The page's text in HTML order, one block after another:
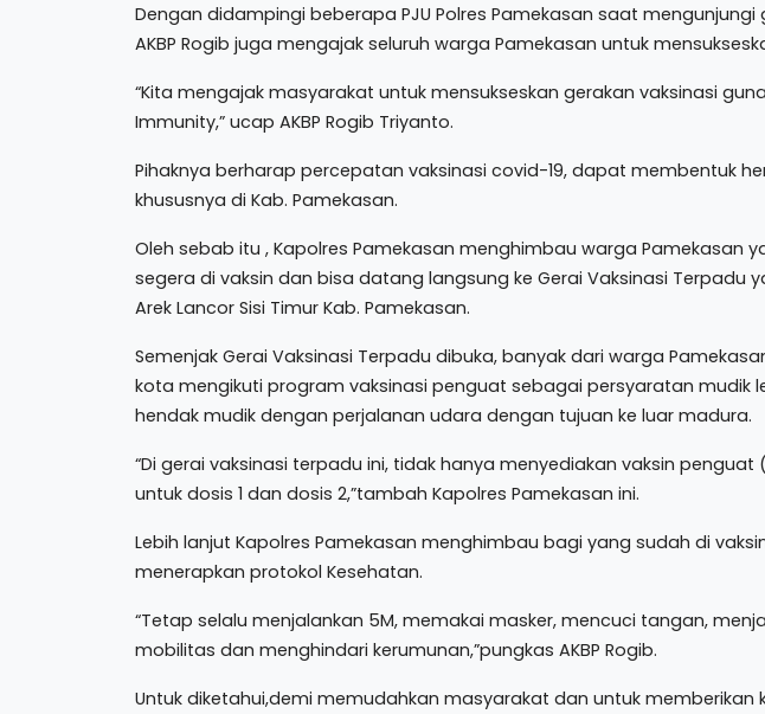
Dengan didampingi beberapa PJU Polres Pamekasan saat mengunjungi
AKBP Rogib juga mengajak seluruh warga Pamekasan untuk
“Kita mengajak masyarakat untuk mensukseskan gerakan vaksinasi
Immunity,” ucap AKBP Rogib Triyanto.
Pihaknya berharap percepatan vaksinasi covid-19, dapat membentuk
khususnya di Kab. Pamekasan.
Oleh sebab itu , Kapolres Pamekasan menghimbau warga Pamekasan
segera di vaksin dan bisa datang langsung ke Gerai Vaksinasi Terpadu
Arek Lancor Sisi Timur Kab. Pamekasan.
Semenjak Gerai Vaksinasi Terpadu dibuka, banyak dari warga
kota mengikuti program vaksinasi penguat sebagai persyaratan mudik
hendak mudik dengan perjalanan udara dengan tujuan ke luar madura.
“Di gerai vaksinasi terpadu ini, tidak hanya menyediakan vaksin
untuk dosis 1 dan dosis 2,”tambah Kapolres Pamekasan ini.
Lebih lanjut Kapolres Pamekasan menghimbau bagi yang sudah di
menerapkan protokol Kesehatan.
“Tetap selalu menjalankan 5M, memakai masker, mencuci tangan,
mobilitas dan menghindari kerumunan,”pungkas AKBP Rogib.
Untuk diketahui,demi memudahkan masyarakat dan untuk memberikan